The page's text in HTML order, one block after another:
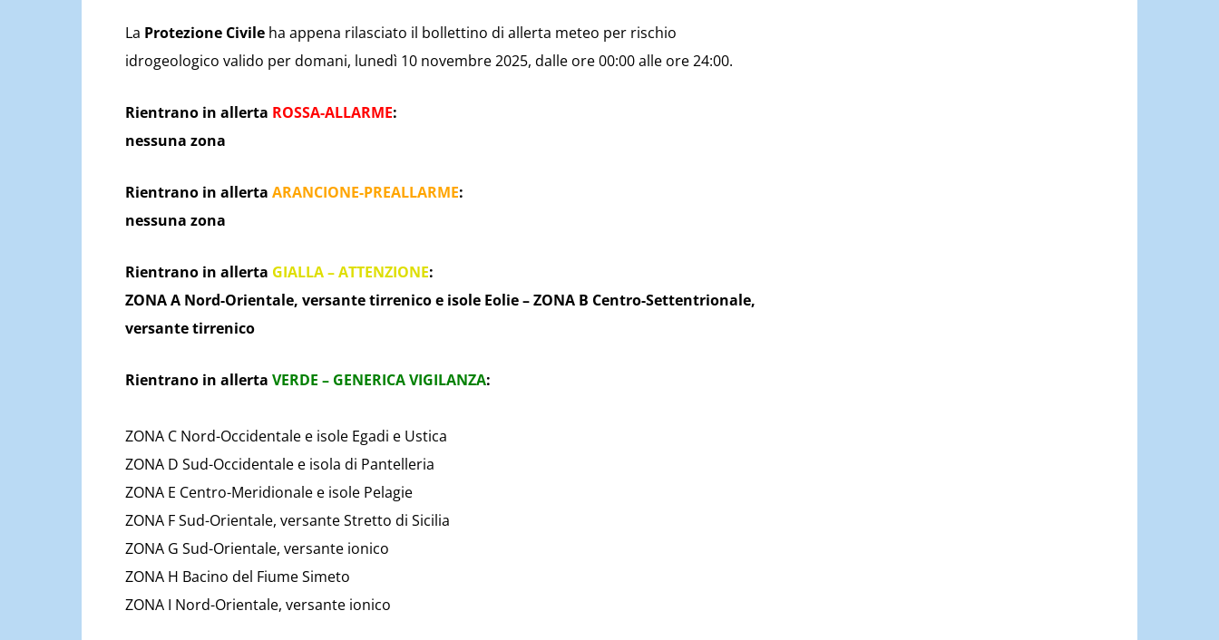
La Protezione Civile ha appena rilasciato il bollettino di allerta meteo per rischio
idrogeologico valido per domani, lunedì 10 novembre 2025, dalle ore 00:00 alle ore 24:00.
Rientrano in allerta ROSSA-ALLARME:
nessuna zona
Rientrano in allerta ARANCIONE-PREALLARME:
nessuna zona
Rientrano in allerta GIALLA – ATTENZIONE:
ZONA A Nord-Orientale, versante tirrenico e isole Eolie – ZONA B Centro-Settentrionale,
versante tirrenico
Rientrano in allerta VERDE – GENERICA VIGILANZA:
ZONA C Nord-Occidentale e isole Egadi e Ustica
ZONA D Sud-Occidentale e isola di Pantelleria
ZONA E Centro-Meridionale e isole Pelagie
ZONA F Sud-Orientale, versante Stretto di Sicilia
ZONA G Sud-Orientale, versante ionico
ZONA H Bacino del Fiume Simeto
ZONA I Nord-Orientale, versante ionico